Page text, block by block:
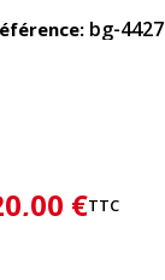
bg-4427
€TTC